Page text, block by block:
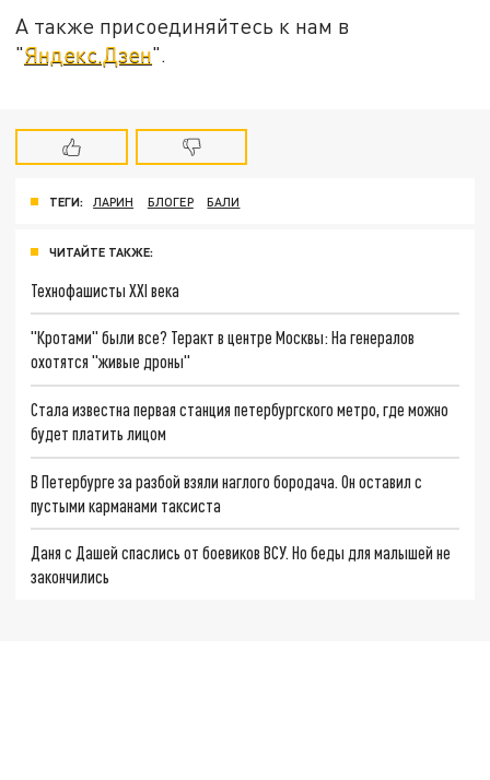
А также присоединяйтесь к нам в
"Яндекс.Дзен".
ТЕГИ: ЛАРИН БЛОГЕР БАЛИ
ЧИТАЙТЕ ТАКЖЕ:
Технофашисты XXI века
"Кротами" были все? Теракт в центре Москвы: На генералов
охотятся "живые дроны"
Стала известна первая станция петербургского метро, где можно
будет платить лицом
В Петербурге за разбой взяли наглого бородача. Он оставил с
пустыми карманами таксиста
Даня с Дашей спаслись от боевиков ВСУ. Но беды для малышей не
закончились